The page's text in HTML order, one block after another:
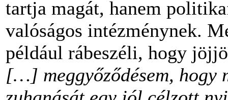
tartja magát, hanem
valóságos intézménynek.
például rábeszéli, hogy
[…] meggyőződésem,